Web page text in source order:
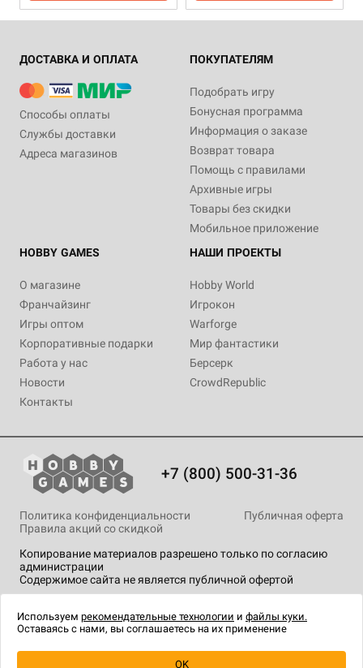
14+ 14+
Звёздный путь: Приключения
в космосе. Бланки
персонажей "Следующее
750 ₽
14+
ДОСТАВКА И ОПЛАТА
Способы оплаты
Службы доставки
Адреса магазинов
ПОКУПАТЕЛЯМ
Подобрать игру
Бонусная программа
Информация о заказе
Возврат товара
Помощь с правилами
Архивные игры
Товары без скидки
Мобильное приложение
HOBBY GAMES
О магазине
Франчайзинг
Игры оптом
Корпоративные подарки
Работа у нас
Новости
Контакты
НАШИ ПРОЕКТЫ
Hobby World
Игрокон
Warforge
Мир фантастики
Берсерк
CrowdRepublic
+7 (800) 500-31-36
Копирование материалов разрешено только по согласию
администрации
Содержимое сайта не является публичной офертой
Политика конфиденциальности
Публичная оферта
Правила акций со скидкой
технологии .
Используем рекомендательные технологии и файлы куки.
Оставаясь с нами, вы соглашаетесь на их применение
OK